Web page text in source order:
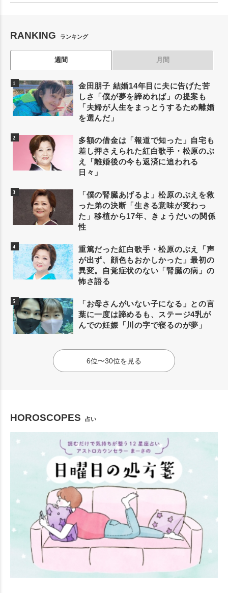
RANKING ランキング
週間 月間
金田朋子 結婚14年目に夫に告げた苦
しさ「僕が夢を諦めれば」の提案も
「夫婦が人生をまっとうするため離婚
を選んだ」
多額の借金は「報道で知った」自宅も
差し押さえられた紅白歌手・松原のぶ
え「離婚後の今も返済に追われる
日々」
「僕の腎臓あげるよ」松原のぶえを救
った弟の決断「生きる意味が変わっ
た」移植から17年、きょうだいの関係
性
重篤だった紅白歌手・松原のぶえ「声
が出ず、顔色もおかしかった」最初の
異変。自覚症状のない「腎臓の病」の
怖さ語る
「お母さんがいない子になる」との言
葉に一度は諦めるも、ステージ4乳が
んでの妊娠「川の字で寝るのが夢」
6位〜30位を見る
HOROSCOPES 占い